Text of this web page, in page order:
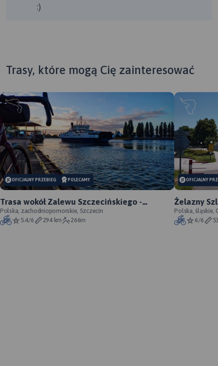
:)
Trasy, które mogą Cię zainteresować
OFICJALNY PRZEBIEG POLECAMY
Trasa wokół Zalewu Szczecińskiego -
oficjalny przebieg szlaku
Polska, zachodniopomorskie, Szczecin
5.4/6
294 km 266m
OFICJALNY
Żelazny
Polska, śląskie,
6/6